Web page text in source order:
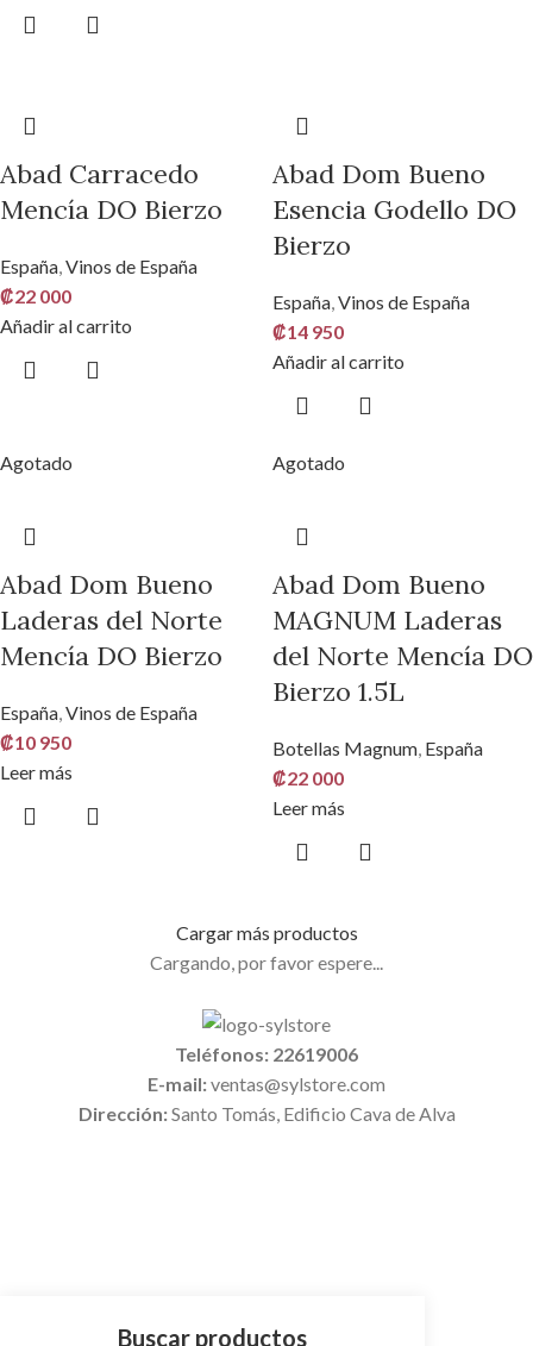
Abad Carracedo
Mencía DO Bierzo
España,Vinos de España
₡22 000
Añadir al carrito
Abad Dom Bueno
Esencia Godello DO
Bierzo
España,Vinos de España
₡14 950
Añadir al carrito
Agotado
Abad Dom Bueno
Laderas del Norte
Mencía DO Bierzo
España,Vinos de España
₡10 950
Leer más
Agotado
Abad Dom Bueno
MAGNUM Laderas
del Norte Mencía DO
Bierzo 1.5L
Botellas Magnum, España
₡22 000
Leer más
Cargar más productos
Cargando, por favor espere...
Teléfonos: 22619006
E-mail:ventas@sylstore.com
Dirección:Santo Tomás, Edificio Cava de Alva